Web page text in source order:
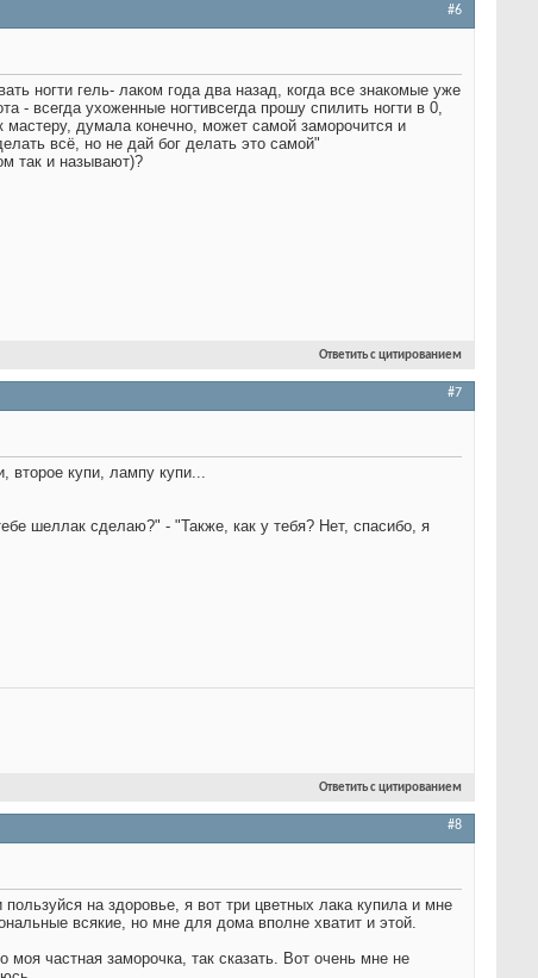
#6
ногти гель- лаком года два назад, когда все знакомые уже
- всегда ухоженные ногтивсегда прошу спилить ногти в 0,
мастеру, думала конечно, может самой заморочится и
всё, но не дай бог делать это самой"
так и называют)?
Ответить с цитированием
#7
второе купи, лампу купи...
шеллак сделаю?" - "Также, как у тебя? Нет, спасибо, я
Ответить с цитированием
#8
на здоровье, я вот три цветных лака купила и мне
всякие, но мне для дома вполне хватит и этой.
частная заморочка, так сказать. Вот очень мне не